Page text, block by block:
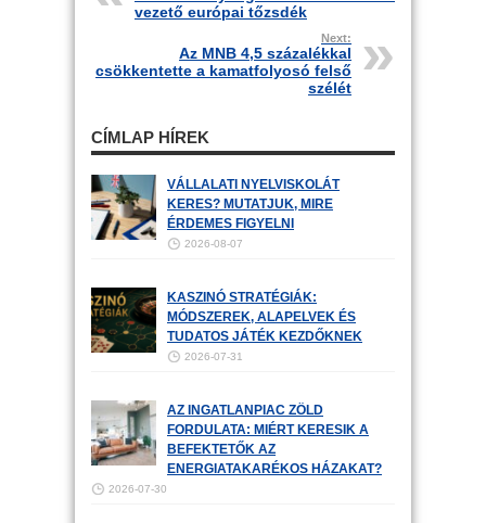
vezető európai tőzsdék
Next:
Az MNB 4,5 százalékkal
csökkentette a kamatfolyosó felső
szélét
CÍMLAP HÍREK
VÁLLALATI NYELVISKOLÁT
KERES? MUTATJUK, MIRE
ÉRDEMES FIGYELNI
2026-08-07
KASZINÓ STRATÉGIÁK:
MÓDSZEREK, ALAPELVEK ÉS
TUDATOS JÁTÉK KEZDŐKNEK
2026-07-31
AZ INGATLANPIAC ZÖLD
FORDULATA: MIÉRT KERESIK A
BEFEKTETŐK AZ
ENERGIATAKARÉKOS HÁZAKAT?
2026-07-30